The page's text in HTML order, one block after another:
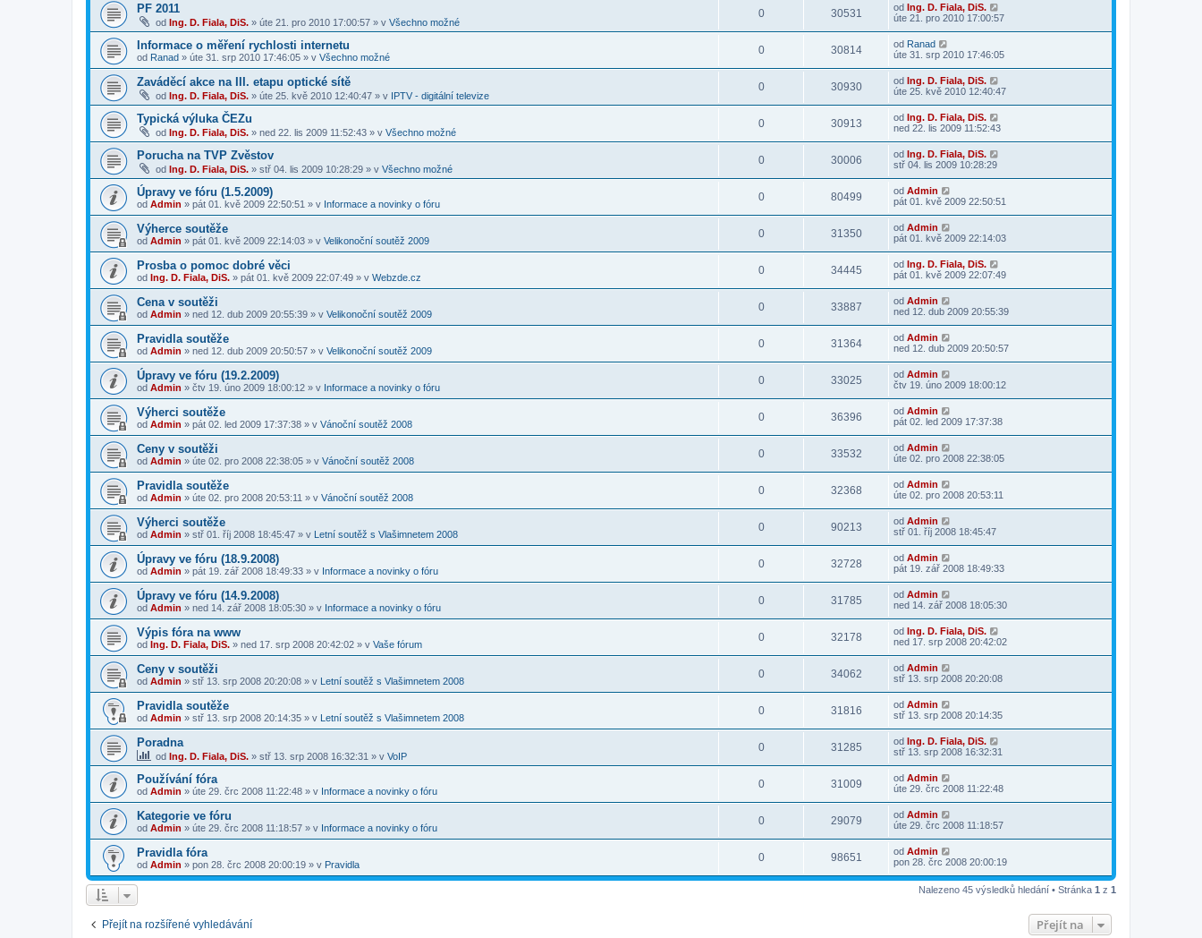
PF 2011
od Ing. D. Fiala, DiS. » úte 21. pro 2010 17:00:57 » v Všechno možné
0 30531 od Ing. D. Fiala, DiS.
úte 21. pro 2010 17:00:57
Informace o měření rychlosti internetu
od Ranad » úte 31. srp 2010 17:46:05 » v Všechno možné
0 30814 od Ranad
úte 31. srp 2010 17:46:05
Zaváděcí akce na III. etapu optické sítě
od Ing. D. Fiala, DiS. » úte 25. kvě 2010 12:40:47 » v IPTV - digitální televize
0 30930 od Ing. D. Fiala, DiS.
úte 25. kvě 2010 12:40:47
Typická výluka ČEZu
od Ing. D. Fiala, DiS. » ned 22. lis 2009 11:52:43 » v Všechno možné
0 30913 od Ing. D. Fiala, DiS.
ned 22. lis 2009 11:52:43
Porucha na TVP Zvěstov
od Ing. D. Fiala, DiS. » stř 04. lis 2009 10:28:29 » v Všechno možné
0 30006 od Ing. D. Fiala, DiS.
stř 04. lis 2009 10:28:29
Úpravy ve fóru (1.5.2009)
od Admin » pát 01. kvě 2009 22:50:51 » v Informace a novinky o fóru
0 80499 od Admin
pát 01. kvě 2009 22:50:51
Výherce soutěže
od Admin » pát 01. kvě 2009 22:14:03 » v Velikonoční soutěž 2009
0 31350 od Admin
pát 01. kvě 2009 22:14:03
Prosba o pomoc dobré věci
od Ing. D. Fiala, DiS. » pát 01. kvě 2009 22:07:49 » v Webzde.cz
0 34445 od Ing. D. Fiala, DiS.
pát 01. kvě 2009 22:07:49
Cena v soutěži
od Admin » ned 12. dub 2009 20:55:39 » v Velikonoční soutěž 2009
0 33887 od Admin
ned 12. dub 2009 20:55:39
Pravidla soutěže
od Admin » ned 12. dub 2009 20:50:57 » v Velikonoční soutěž 2009
0 31364 od Admin
ned 12. dub 2009 20:50:57
Úpravy ve fóru (19.2.2009)
od Admin » čtv 19. úno 2009 18:00:12 » v Informace a novinky o fóru
0 33025 od Admin
čtv 19. úno 2009 18:00:12
Výherci soutěže
od Admin » pát 02. led 2009 17:37:38 » v Vánoční soutěž 2008
0 36396 od Admin
pát 02. led 2009 17:37:38
Ceny v soutěži
od Admin » úte 02. pro 2008 22:38:05 » v Vánoční soutěž 2008
0 33532 od Admin
úte 02. pro 2008 22:38:05
Pravidla soutěže
od Admin » úte 02. pro 2008 20:53:11 » v Vánoční soutěž 2008
0 32368 od Admin
úte 02. pro 2008 20:53:11
Výherci soutěže
od Admin » stř 01. říj 2008 18:45:47 » v Letní soutěž s Vlašimnetem 2008
0 90213 od Admin
stř 01. říj 2008 18:45:47
Úpravy ve fóru (18.9.2008)
od Admin » pát 19. zář 2008 18:49:33 » v Informace a novinky o fóru
0 32728 od Admin
pát 19. zář 2008 18:49:33
Úpravy ve fóru (14.9.2008)
od Admin » ned 14. zář 2008 18:05:30 » v Informace a novinky o fóru
0 31785 od Admin
ned 14. zář 2008 18:05:30
Výpis fóra na www
od Ing. D. Fiala, DiS. » ned 17. srp 2008 20:42:02 » v Vaše fórum
0 32178 od Ing. D. Fiala, DiS.
ned 17. srp 2008 20:42:02
Ceny v soutěži
od Admin » stř 13. srp 2008 20:20:08 » v Letní soutěž s Vlašimnetem 2008
0 34062 od Admin
stř 13. srp 2008 20:20:08
Pravidla soutěže
od Admin » stř 13. srp 2008 20:14:35 » v Letní soutěž s Vlašimnetem 2008
0 31816 od Admin
stř 13. srp 2008 20:14:35
Poradna
od Ing. D. Fiala, DiS. » stř 13. srp 2008 16:32:31 » v VoIP
0 31285 od Ing. D. Fiala, DiS.
stř 13. srp 2008 16:32:31
Používání fóra
od Admin » úte 29. črc 2008 11:22:48 » v Informace a novinky o fóru
0 31009 od Admin
úte 29. črc 2008 11:22:48
Kategorie ve fóru
od Admin » úte 29. črc 2008 11:18:57 » v Informace a novinky o fóru
0 29079 od Admin
úte 29. črc 2008 11:18:57
Pravidla fóra
od Admin » pon 28. črc 2008 20:00:19 » v Pravidla
0 98651 od Admin
pon 28. črc 2008 20:00:19
Nalezeno 45 výsledků hledání • Stránka 1 z 1
Přejít na rozšířené vyhledávání Přejít na